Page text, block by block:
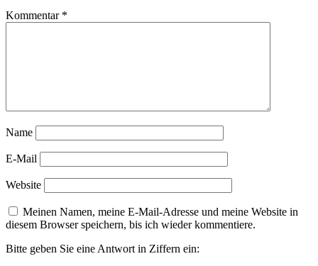
Kommentar *
Name
E-Mail
Website
Meinen Namen, meine E-Mail-Adresse und meine Website in
diesem Browser speichern, bis ich wieder kommentiere.
Bitte geben Sie eine Antwort in Ziffern ein: